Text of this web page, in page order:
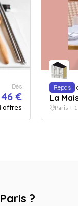
Dès
46 €
offres
Repas
La
Paris +
?